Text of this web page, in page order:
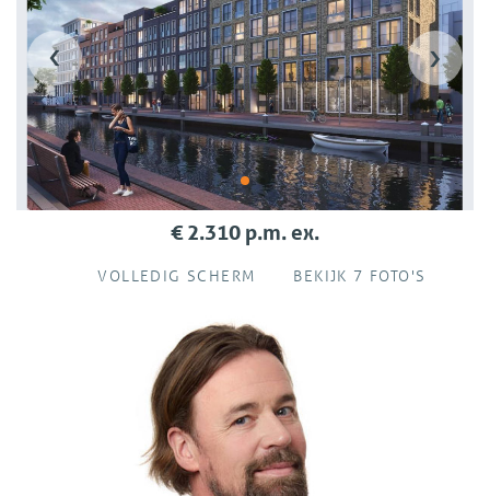
‹ ›
€ 2.310 p.m. ex.
VOLLEDIG SCHERM BEKIJK 7 FOTO'S